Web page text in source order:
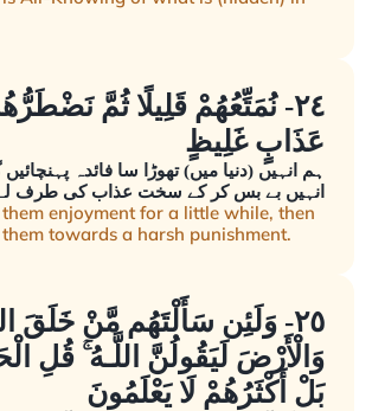
٢٤- نُمَتِّعُهُمْ قَلِيلًا ثُمَّ
عَذَابٍ غَلِيظٍ
ہم انہیں (دنیا میں) تھوڑا سا فائدہ
انہیں بے بس کر کے سخت عذاب کی طرف لے
enjoyment for a little while, then
towards a harsh punishment.
٢٥- وَلَئِن سَأَلْتَهُم مَّنْ خَلَقَ
وَالْأَرْضَ لَيَقُولُنَّ اللَّـهُ ۚ قُلِ
بَلْ أَكْثَرُهُمْ لَا يَعْلَمُونَ